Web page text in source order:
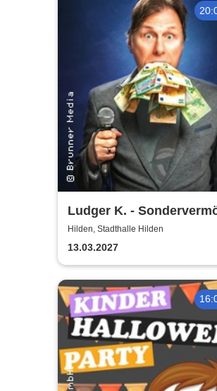
Ludger K. -
Hilden, Stadthalle Hilden
13.03.2027